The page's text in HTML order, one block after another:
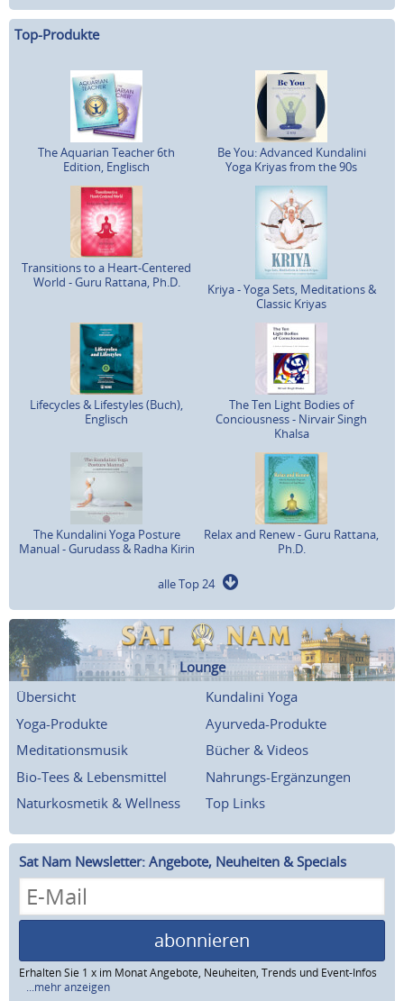
Top-Produkte
The Aquarian Teacher 6th
Edition, Englisch
Be You: Advanced Kundalini
Yoga Kriyas from the 90s
Transitions to a Heart-Centered
World - Guru Rattana, Ph.D.
Kriya - Yoga Sets, Meditations &
Classic Kriyas
Lifecycles & Lifestyles (Buch),
Englisch
The Ten Light Bodies of
Conciousness - Nirvair Singh
Khalsa
The Kundalini Yoga Posture
Manual - Gurudass & Radha Kirin
Relax and Renew - Guru Rattana,
Ph.D.
alle Top 24
Lounge
Übersicht
Kundalini Yoga
Yoga-Produkte
Ayurveda-Produkte
Meditationsmusik
Bücher & Videos
Bio-Tees & Lebensmittel
Nahrungs-Ergänzungen
Naturkosmetik & Wellness
Top Links
Sat Nam Newsletter: Angebote, Neuheiten & Specials
abonnieren
Erhalten Sie 1 x im Monat Angebote, Neuheiten, Trends und Event-Infos
...mehr anzeigen